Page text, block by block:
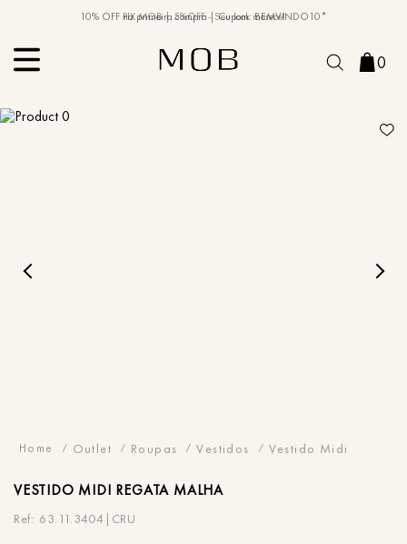
PIX MOB | 5%OFF - Seu look merece!
10% OFF na primeira compra | Cupom: BEMVINDO10*
0
Outlet Roupas Vestidos Vestido Midi
VESTIDO MIDI REGATA MALHA
63.11.3404|CRU